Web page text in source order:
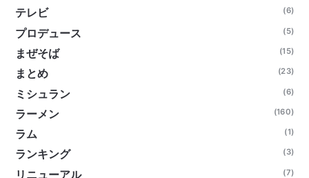
テレビ (6)
プロデュース (5)
まぜそば (15)
まとめ (23)
ミシュラン (6)
ラーメン (160)
ラム (1)
ランキング (3)
リニューアル (7)